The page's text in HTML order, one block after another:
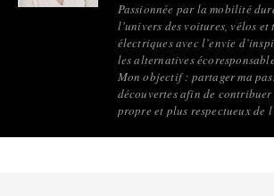
Passionnée par la mobilité
l’univers des voitures, vélos
électriques avec l’envie
les alternatives
Mon objectif : partager ma
découvertes afin de
propre et plus respectueux de